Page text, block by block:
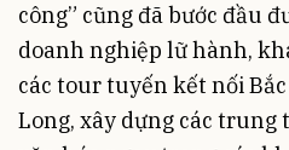
công” cũng đã bước đầu
doanh nghiệp lữ hành,
các tour tuyến kết nối
Long, xây dựng các